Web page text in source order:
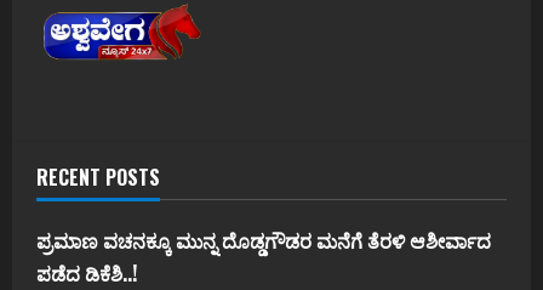
RECENT POSTS
ಪ್ರಮಾಣ ವಚನಕ್ಕೂ ಮುನ್ನ ದೊಡ್ಡಗೌಡರ ಮನೆಗೆ ತೆರಳಿ ಆಶೀರ್ವಾದ
ಪಡೆದ ಡಿಕೆಶಿ..!